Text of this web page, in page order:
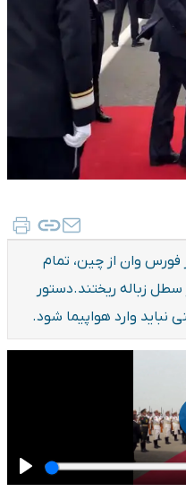
فورس وان از چین، تمام
زباله ریختند.دستور
نباید وارد هواپیما شود.